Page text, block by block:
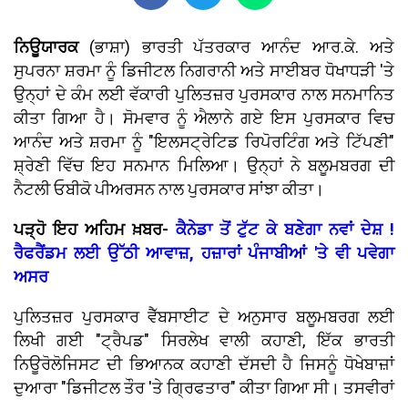
ਨਿਊਯਾਰਕ (ਭਾਸ਼ਾ) ਭਾਰਤੀ ਪੱਤਰਕਾਰ ਆਨੰਦ ਆਰ.ਕੇ. ਅਤੇ
ਸੁਪਰਨਾ ਸ਼ਰਮਾ ਨੂੰ ਡਿਜੀਟਲ ਨਿਗਰਾਨੀ ਅਤੇ ਸਾਈਬਰ ਧੋਖਾਧੜੀ 'ਤੇ
ਉਨ੍ਹਾਂ ਦੇ ਕੰਮ ਲਈ ਵੱਕਾਰੀ ਪੁਲਿਤਜ਼ਰ ਪੁਰਸਕਾਰ ਨਾਲ ਸਨਮਾਨਿਤ
ਕੀਤਾ ਗਿਆ ਹੈ। ਸੋਮਵਾਰ ਨੂੰ ਐਲਾਨੇ ਗਏ ਇਸ ਪੁਰਸਕਾਰ ਵਿਚ
ਆਨੰਦ ਅਤੇ ਸ਼ਰਮਾ ਨੂੰ "ਇਲਸਟ੍ਰੇਟਿਡ ਰਿਪੋਰਟਿੰਗ ਅਤੇ ਟਿੱਪਣੀ"
ਸ਼੍ਰੇਣੀ ਵਿੱਚ ਇਹ ਸਨਮਾਨ ਮਿਲਿਆ। ਉਨ੍ਹਾਂ ਨੇ ਬਲੂਮਬਰਗ ਦੀ
ਨੈਟਲੀ ਓਬੀਕੋ ਪੀਅਰਸਨ ਨਾਲ ਪੁਰਸਕਾਰ ਸਾਂਝਾ ਕੀਤਾ।
ਪੜ੍ਹੋ ਇਹ ਅਹਿਮ ਖ਼ਬਰ-ਕੈਨੇਡਾ ਤੋਂ ਟੁੱਟ ਕੇ ਬਣੇਗਾ ਨਵਾਂ ਦੇਸ਼ !
ਰੈਫਰੈਂਡਮ ਲਈ ਉੱਠੀ ਆਵਾਜ਼, ਹਜ਼ਾਰਾਂ ਪੰਜਾਬੀਆਂ 'ਤੇ ਵੀ ਪਵੇਗਾ
ਅਸਰ
ਪੁਲਿਤਜ਼ਰ ਪੁਰਸਕਾਰ ਵੈੱਬਸਾਈਟ ਦੇ ਅਨੁਸਾਰ ਬਲੂਮਬਰਗ ਲਈ
ਲਿਖੀ ਗਈ "ਟ੍ਰੈਪਡ" ਸਿਰਲੇਖ ਵਾਲੀ ਕਹਾਣੀ, ਇੱਕ ਭਾਰਤੀ
ਨਿਊਰੋਲੋਜਿਸਟ ਦੀ ਭਿਆਨਕ ਕਹਾਣੀ ਦੱਸਦੀ ਹੈ ਜਿਸਨੂੰ ਧੋਖੇਬਾਜ਼ਾਂ
ਦੁਆਰਾ "ਡਿਜੀਟਲ ਤੌਰ 'ਤੇ ਗ੍ਰਿਫਤਾਰ" ਕੀਤਾ ਗਿਆ ਸੀ। ਤਸਵੀਰਾਂ